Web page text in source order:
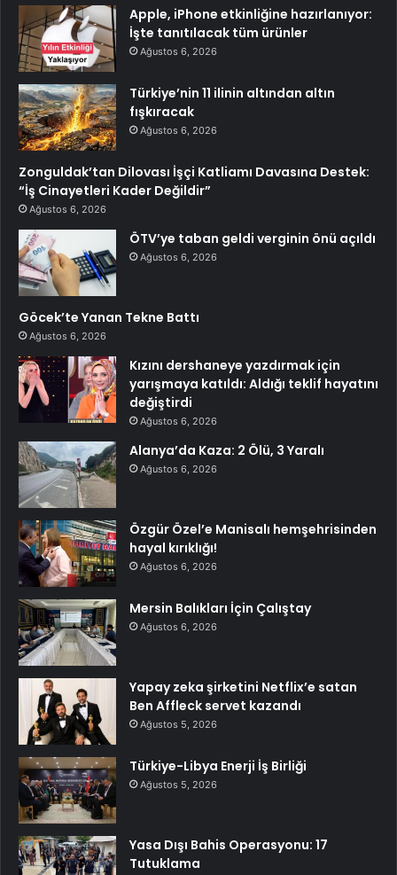
Apple, iPhone etkinliğine hazırlanıyor:
İşte tanıtılacak tüm ürünler
Ağustos 6, 2026
Türkiye’nin 11 ilinin altından altın
fışkıracak
Ağustos 6, 2026
Zonguldak’tan Dilovası İşçi Katliamı Davasına Destek:
“İş Cinayetleri Kader Değildir”
Ağustos 6, 2026
ÖTV’ye taban geldi verginin önü açıldı
Ağustos 6, 2026
Göcek’te Yanan Tekne Battı
Ağustos 6, 2026
Kızını dershaneye yazdırmak için
yarışmaya katıldı: Aldığı teklif hayatını
değiştirdi
Ağustos 6, 2026
Alanya’da Kaza: 2 Ölü, 3 Yaralı
Ağustos 6, 2026
Özgür Özel’e Manisalı hemşehrisinden
hayal kırıklığı!
Ağustos 6, 2026
Mersin Balıkları İçin Çalıştay
Ağustos 6, 2026
Yapay zeka şirketini Netflix’e satan
Ben Affleck servet kazandı
Ağustos 5, 2026
Türkiye-Libya Enerji İş Birliği
Ağustos 5, 2026
Yasa Dışı Bahis Operasyonu: 17
Tutuklama